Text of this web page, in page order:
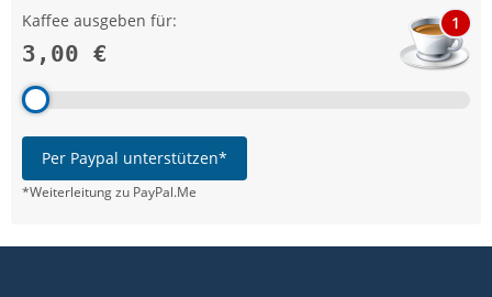
Kaffee ausgeben für:
3,00 €
1
Per Paypal unterstützen*
*Weiterleitung zu PayPal.Me